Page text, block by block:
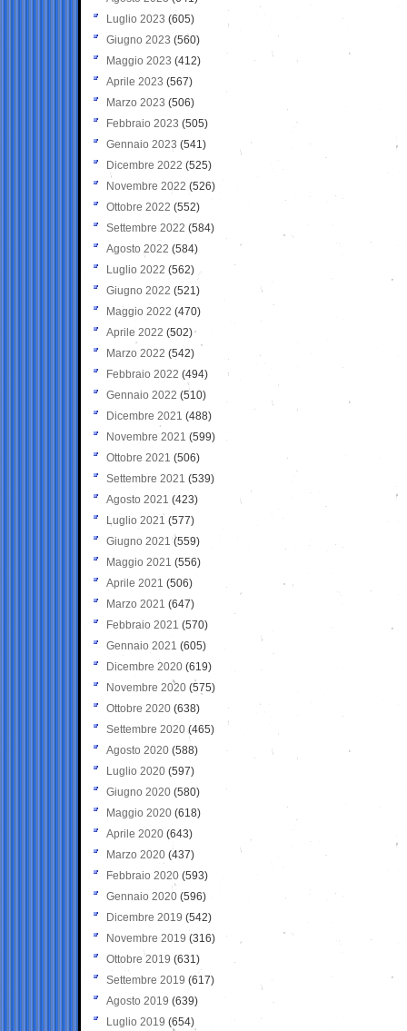
Luglio 2023 (605)
Giugno 2023 (560)
Maggio 2023 (412)
Aprile 2023 (567)
Marzo 2023 (506)
Febbraio 2023 (505)
Gennaio 2023 (541)
Dicembre 2022 (525)
Novembre 2022 (526)
Ottobre 2022 (552)
Settembre 2022 (584)
Agosto 2022 (584)
Luglio 2022 (562)
Giugno 2022 (521)
Maggio 2022 (470)
Aprile 2022 (502)
Marzo 2022 (542)
Febbraio 2022 (494)
Gennaio 2022 (510)
Dicembre 2021 (488)
Novembre 2021 (599)
Ottobre 2021 (506)
Settembre 2021 (539)
Agosto 2021 (423)
Luglio 2021 (577)
Giugno 2021(559)
Maggio 2021 (556)
Aprile 2021 (506)
Marzo 2021 (647)
Febbraio 2021 (570)
Gennaio 2021 (605)
Dicembre 2020 (619)
Novembre 2020 (575)
Ottobre 2020 (638)
Settembre 2020(465)
Agosto 2020 (588)
Luglio 2020 (597)
Giugno 2020 (580)
Maggio 2020 (618)
Aprile 2020 (643)
Marzo 2020 (437)
Febbraio 2020 (593)
Gennaio 2020 (596)
Dicembre 2019 (542)
Novembre 2019 (316)
Ottobre 2019 (631)
Settembre 2019 (617)
Agosto 2019 (639)
Luglio 2019 (654)